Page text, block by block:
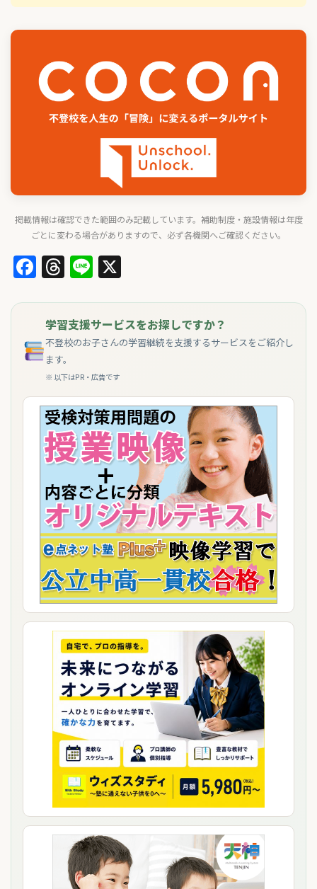
掲載情報は確認できた範囲のみ記載しています。補助制度・施設情報は年度
ごとに変わる場合がありますので、必ず各機関へご確認ください。
Facebook
Threads
Line
学習支援サービスをお探しですか？
不登校のお子さんの学習継続を支援するサービスをご紹介し
ます。
※ 以下はPR・広告です